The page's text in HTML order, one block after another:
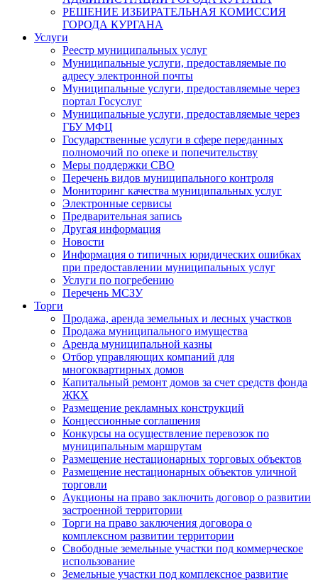
РЕШЕНИЕ ИЗБИРАТЕЛЬНАЯ КОМИССИЯ
ГОРОДА КУРГАНА
Услуги
Реестр муниципальных услуг
Муниципальные услуги, предоставляемые по
адресу электронной почты
Муниципальные услуги, предоставляемые через
портал Госуслуг
Муниципальные услуги, предоставляемые через
ГБУ МФЦ
Государственные услуги в сфере переданных
полномочий по опеке и попечительству
Меры поддержки СВО
Перечень видов муниципального контроля
Мониторинг качества муниципальных услуг
Электронные сервисы
Предварительная запись
Другая информация
Новости
Информация о типичных юридических ошибках
при предоставлении муниципальных услуг
Услуги по погребению
Перечень МСЗУ
Торги
Продажа, аренда земельных и лесных участков
Продажа муниципального имущества
Аренда муниципальной казны
Отбор управляющих компаний для
многоквартирных домов
Капитальный ремонт домов за счет средств фонда
ЖКХ
Размещение рекламных конструкций
Концессионные соглашения
Конкурсы на осуществление перевозок по
муниципальным маршрутам
Размещение нестационарных торговых объектов
Размещение нестационарных объектов уличной
торговли
Аукционы на право заключить договор о развитии
застроенной территории
Торги на право заключения договора о
комплексном развитии территории
Свободные земельные участки под коммерческое
использование
Земельные участки под комплексное развитие